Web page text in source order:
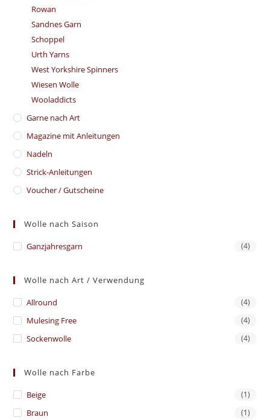
Rowan
Sandnes Garn
Schoppel
Urth Yarns
West Yorkshire Spinners
Wiesen Wolle
Wooladdicts
Garne nach Art
Magazine mit Anleitungen
Nadeln
Strick-Anleitungen
Voucher / Gutscheine
Wolle nach Saison
Ganzjahresgarn (4)
Wolle nach Art / Verwendung
Allround (4)
Mulesing Free (4)
Sockenwolle (4)
Wolle nach Farbe
Beige (1)
Braun (1)